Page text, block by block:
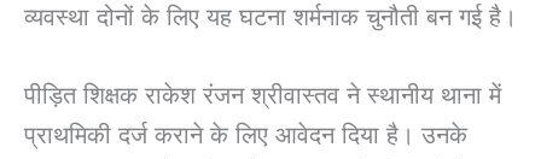
व्यवस्था दोनों के लिए यह घटना शर्मनाक चुनौती बन गई है।
पीड़ित शिक्षक राकेश रंजन श्रीवास्तव ने स्थानीय थाना में
प्राथमिकी दर्ज कराने के लिए आवेदन दिया है। उनके